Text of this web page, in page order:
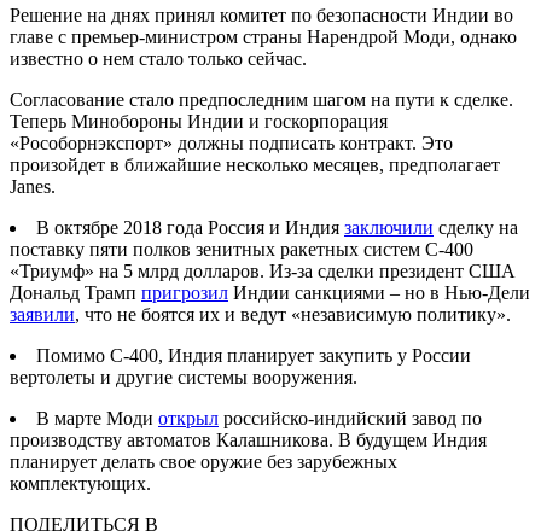
Решение на днях принял комитет по безопасности Индии во
главе с премьер-министром страны Нарендрой Моди, однако
известно о нем стало только сейчас.
Согласование стало предпоследним шагом на пути к сделке.
Теперь Минобороны Индии и госкорпорация
«Рособорнэкспорт» должны подписать контракт. Это
произойдет в ближайшие несколько месяцев, предполагает
Janes.
В октябре 2018 года Россия и Индия заключили сделку на
поставку пяти полков зенитных ракетных систем С-400
«Триумф» на 5 млрд долларов. Из-за сделки президент США
Дональд Трамп пригрозил Индии санкциями – но в Нью-Дели
заявили, что не боятся их и ведут «независимую политику».
Помимо С-400, Индия планирует закупить у России
вертолеты и другие системы вооружения.
В марте Моди открыл российско-индийский завод по
производству автоматов Калашникова. В будущем Индия
планирует делать свое оружие без зарубежных
комплектующих.
ПОДЕЛИТЬСЯ В